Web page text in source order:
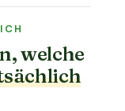
welche